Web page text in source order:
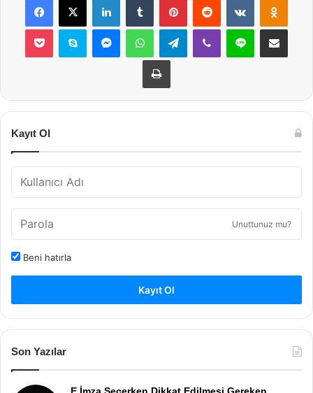
Pocket Skype MessengerWhatsAppTelegramViber Line E-Posta ile
Yazdır
Kayıt Ol
Unuttunuz mu?
Beni hatırla
Kayıt Ol
Son Yazılar